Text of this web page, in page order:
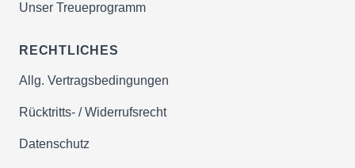
Unser Treueprogramm
RECHTLICHES
Allg. Vertragsbedingungen
Rücktritts- / Widerrufsrecht
Datenschutz